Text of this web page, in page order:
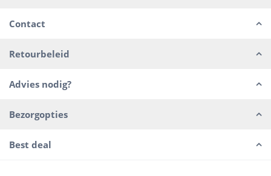
Contact
Retourbeleid
Advies nodig?
Bezorgopties
Best deal